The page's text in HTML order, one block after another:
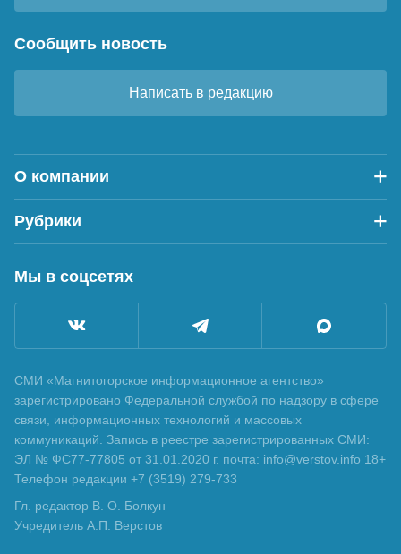
Сообщить новость
Написать в редакцию
О компании
Рубрики
Мы в соцсетях
СМИ «Магнитогорское информационное агентство»
зарегистрировано Федеральной службой по надзору в сфере
связи, информационных технологий и массовых
коммуникаций. Запись в реестре зарегистрированных СМИ:
ЭЛ № ФС77-77805 от 31.01.2020 г. почта: info@verstov.info 18+
Телефон редакции +7 (3519) 279-733
Гл. редактор В. О. Болкун
Учредитель А.П. Верстов